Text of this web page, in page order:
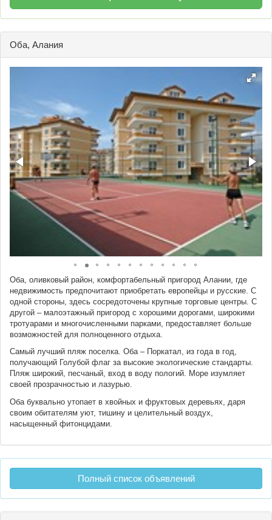
Оба, Алания
Оба, оливковый район, комфортабельный пригород Алании, где
недвижимость предпочитают приобретать европейцы и русские. С
одной стороны, здесь сосредоточены крупные торговые центры. С
другой – малоэтажный пригород с хорошими дорогами, широкими
тротуарами и многочисленными парками, предоставляет больше
возможностей для полноценного отдыха.
Самый лучший пляж поселка. Оба – Поркатал, из года в год,
получающий Голубой флаг за высокие экологические стандарты.
Пляж широкий, песчаный, вход в воду пологий. Море изумляет
своей прозрачностью и лазурью.
Оба буквально утопает в хвойных и фруктовых деревьях, даря
своим обитателям уют, тишину и целительный воздух,
насыщенный фитонцидами.
Полный список объявлений